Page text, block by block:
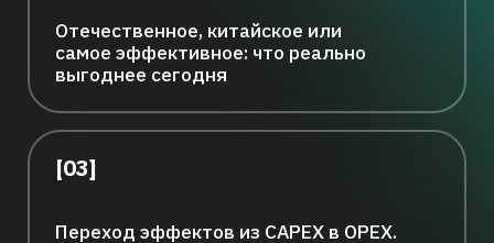
и искусственный интеллект: опыт
и реальные результаты
[05]
[06]